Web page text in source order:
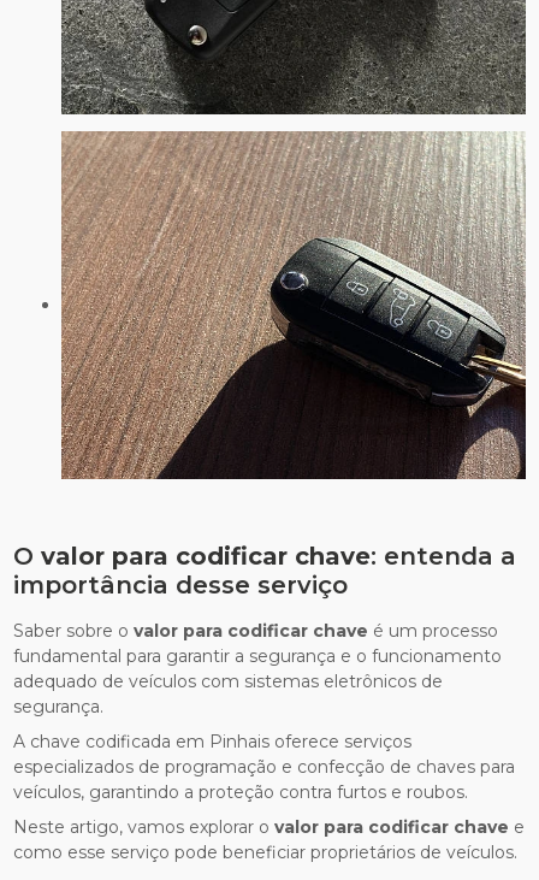
Ovalor para codificar chave: entenda a
importância desse serviço
Saber sobre ovalor para codificar chave é um processo
fundamental para garantir a segurança e o funcionamento
adequado de veículos com sistemas eletrônicos de
segurança.
A chave codificada em Pinhais oferece serviços
especializados de programação e confecção de chaves para
veículos, garantindo a proteção contra furtos e roubos.
Neste artigo, vamos explorar ovalor para codificar chave e
como esse serviço pode beneficiar proprietários de veículos.